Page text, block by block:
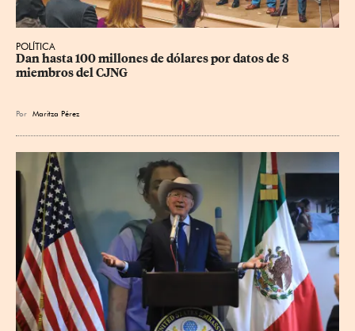
POLÍTICA
Dan hasta 100 millones de dólares por datos de 8
miembros del CJNG
Por Maritza Pérez